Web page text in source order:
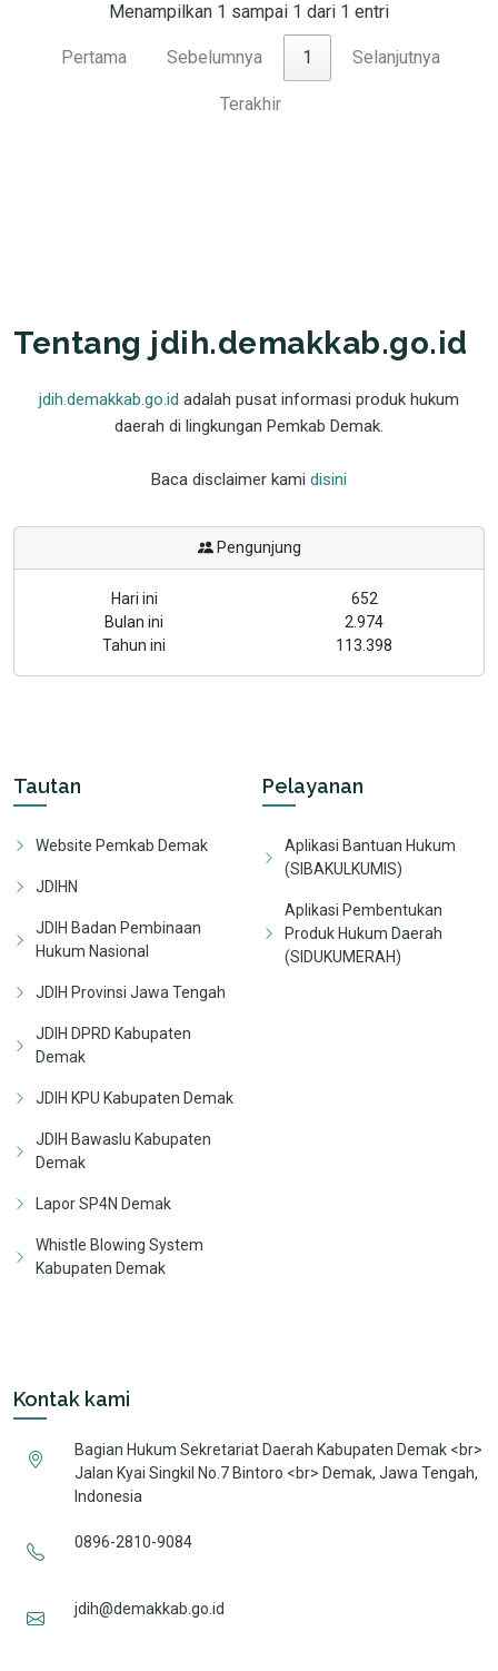
Menampilkan 1 sampai 1 dari 1 entri
Pertama Sebelumnya 1 Selanjutnya
Terakhir
Tentang jdih.demakkab.go.id
jdih.demakkab.go.id adalah pusat informasi produk hukum
daerah di lingkungan Pemkab Demak.
Baca disclaimer kami disini
Pengunjung
Hari ini
652
Bulan ini
2.974
Tahun ini
113.398
Tautan
Website Pemkab Demak
JDIHN
JDIH Badan Pembinaan
Hukum Nasional
JDIH Provinsi Jawa Tengah
JDIH DPRD Kabupaten
Demak
JDIH KPU Kabupaten Demak
JDIH Bawaslu Kabupaten
Demak
Lapor SP4N Demak
Whistle Blowing System
Kabupaten Demak
Pelayanan
Aplikasi Bantuan Hukum
(SIBAKULKUMIS)
Aplikasi Pembentukan
Produk Hukum Daerah
(SIDUKUMERAH)
Kontak kami
Bagian Hukum Sekretariat Daerah Kabupaten Demak <br>
Jalan Kyai Singkil No.7 Bintoro <br> Demak, Jawa Tengah,
Indonesia
0896-2810-9084
jdih@demakkab.go.id